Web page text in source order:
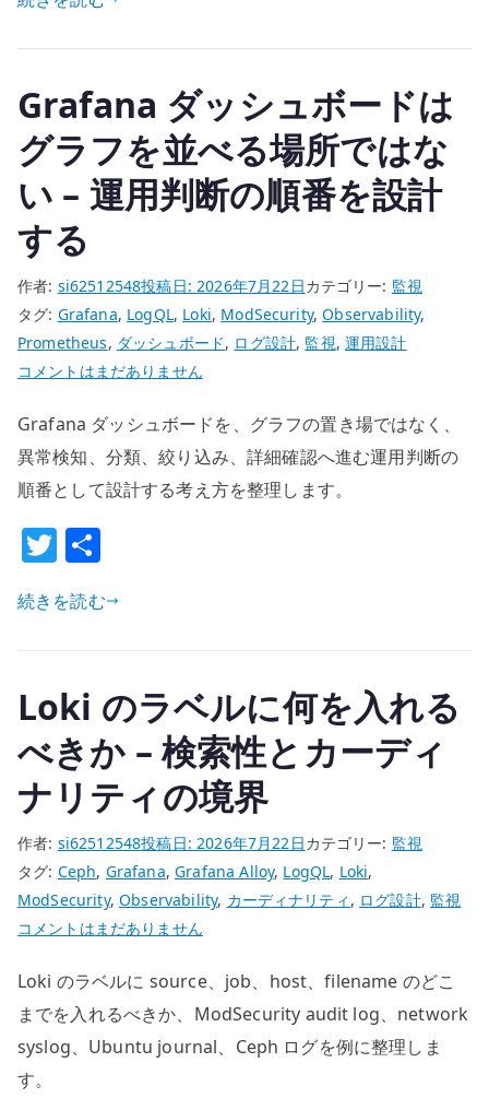
へ
な
へ
の
ン
グ、
制、
黙、
責
任
分
を
分
け
る
へ
it
te
Grafana ダッシュボードは
グラフを並べる場所ではな
い – 運用判断の順番を設計
する
作者: si62512548投稿日:2026年7月22日カテゴリー: 監視
タグ: Grafana, LogQL, Loki, ModSecurity,Observability,
Prometheus, ダッシュボード, ログ設計, 監視,運用設計
Grafana
ッ
シ
ュ
ー
ド
は
ラ
を
る
所
で
は
な
–
運
用
判
コメントはまだありません
Grafana ダッシュボードを、グラフの置き場ではなく、
異常検知、分類、絞り込み、詳細確認へ進む運用判断の
順番として設計する考え方を整理します。
T
w
it
te
r
続きを読む
Loki のラベルに何を入れる
べきか – 検索性とカーディ
ナリティの境界
作者: si62512548投稿日:2026年7月22日カテゴリー: 監視
タグ: Ceph, Grafana,Grafana Alloy, LogQL, Loki,
ModSecurity,Observability, カーディナリティ , ログ設計, 監視
Loki
ラ
ベ
ル
に
コメントはまだありません
Loki のラベルに source、job、host、filename のどこ
までを入れるべきか、ModSecurity audit log、network
syslog、Ubuntu journal、Ceph ログを例に整理しま
す。